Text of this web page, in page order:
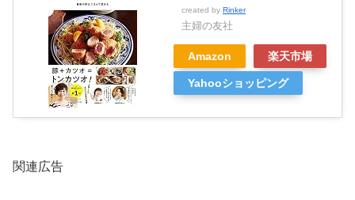
created by Rinker
主婦の友社
Amazon 楽天市場
Yahooショッピング
関連広告